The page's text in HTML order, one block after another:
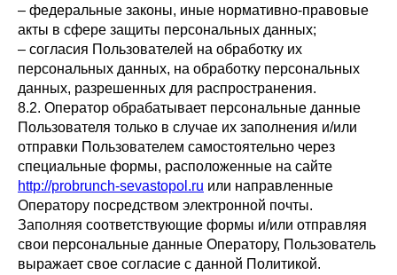
– федеральные законы, иные нормативно-правовые
акты в сфере защиты персональных данных;
– согласия Пользователей на обработку их
персональных данных, на обработку персональных
данных, разрешенных для распространения.
8.2. Оператор обрабатывает персональные данные
Пользователя только в случае их заполнения и/или
отправки Пользователем самостоятельно через
специальные формы, расположенные на сайте
http://probrunch-sevastopol.ru или направленные
Оператору посредством электронной почты.
Заполняя соответствующие формы и/или отправляя
свои персональные данные Оператору, Пользователь
выражает свое согласие с данной Политикой.